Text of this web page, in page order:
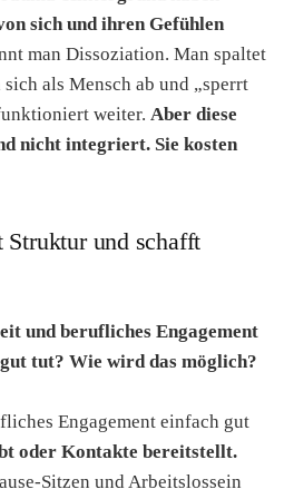
sich und ihren Gefühlen
man Dissoziation. Man spaltet
als Mensch ab und „sperrt
weiter. Aber diese
nicht integriert. Sie kosten
und schafft
und berufliches Engagement
tut? Wie wird das möglich?
Engagement einfach gut
oder Kontakte bereitstellt.
Sitzen und Arbeitslossein